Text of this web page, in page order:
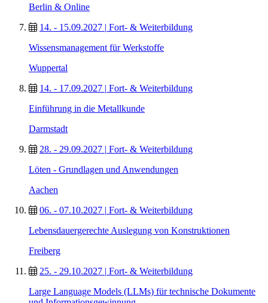
Berlin & Online
14. - 15.09.2027
Fort- & Weiterbildung
Wissensmanagement für Werkstoffe
Wuppertal
14. - 17.09.2027
Fort- & Weiterbildung
Einführung in die Metallkunde
Darmstadt
28. - 29.09.2027
Fort- & Weiterbildung
Löten - Grundlagen und Anwendungen
Aachen
06. - 07.10.2027
Fort- & Weiterbildung
Lebensdauergerechte Auslegung von Konstruktionen
Freiberg
25. - 29.10.2027
Fort- & Weiterbildung
Large Language Models (LLMs) für technische Dokumente